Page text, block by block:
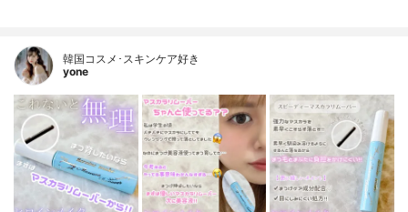
韓国コスメ･スキンケア好き
yone